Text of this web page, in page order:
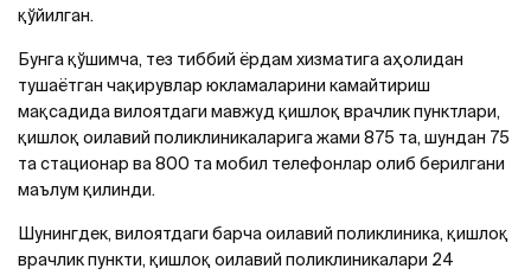
қўйилган.
Бунга қўшимча, тез тиббий ёрдам хизматига аҳолидан
тушаётган чақирувлар юкламаларини камайтириш
мақсадида вилоятдаги мавжуд қишлоқ врачлик пунктлари,
қишлоқ оилавий поликлиникаларига жами 875 та, шундан 75
та стационар ва 800 та мобил телефонлар олиб берилгани
маълум қилинди.
Шунингдек, вилоятдаги барча оилавий поликлиника, қишлоқ
врачлик пункти, қишлоқ оилавий поликлиникалари 24